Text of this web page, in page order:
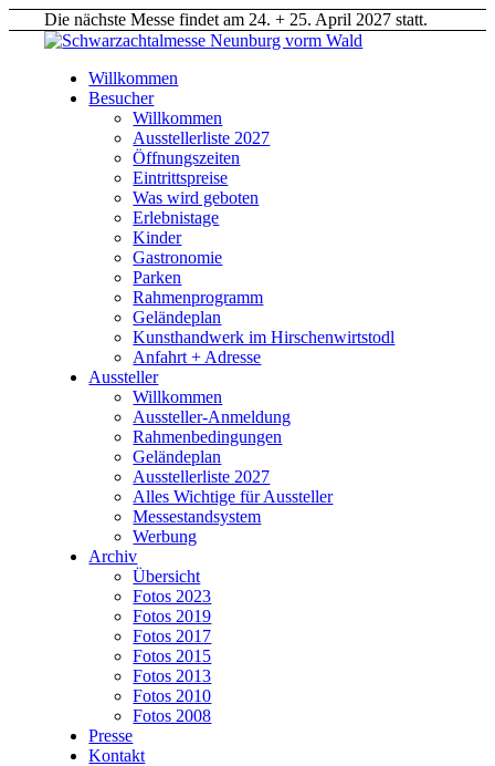
Die nächste Messe findet am 24. + 25. April 2027 statt.
Willkommen
Besucher
Willkommen
Ausstellerliste 2027
Öffnungszeiten
Eintrittspreise
Was wird geboten
Erlebnistage
Kinder
Gastronomie
Parken
Rahmenprogramm
Geländeplan
Kunsthandwerk im Hirschenwirtstodl
Anfahrt + Adresse
Aussteller
Willkommen
Aussteller-Anmeldung
Rahmenbedingungen
Geländeplan
Ausstellerliste 2027
Alles Wichtige für Aussteller
Messestandsystem
Werbung
Archiv
Übersicht
Fotos 2023
Fotos 2019
Fotos 2017
Fotos 2015
Fotos 2013
Fotos 2010
Fotos 2008
Presse
Kontakt